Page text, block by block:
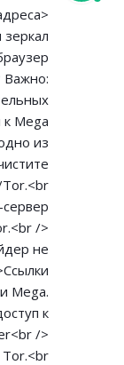
Важно:
Mega
из
/>
не
Mega.
к
/>